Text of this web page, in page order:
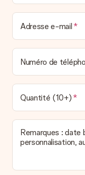
Adresse e-mail
Numéro de
Quantité (10+)
Remarques : date
personnalisation,